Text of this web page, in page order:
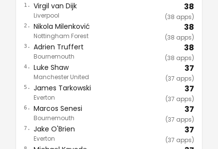
1. Virgil van Dijk
Liverpool
38
(38 apps)
2. Nikola Milenković
Nottingham Forest
38
(38 apps)
3. Adrien Truffert
Bournemouth
38
(38 apps)
4. Luke Shaw
Manchester United
37
(37 apps)
5. James Tarkowski
Everton
37
(37 apps)
6. Marcos Senesi
Bournemouth
37
(37 apps)
7. Jake O'Brien
Everton
37
(37 apps)